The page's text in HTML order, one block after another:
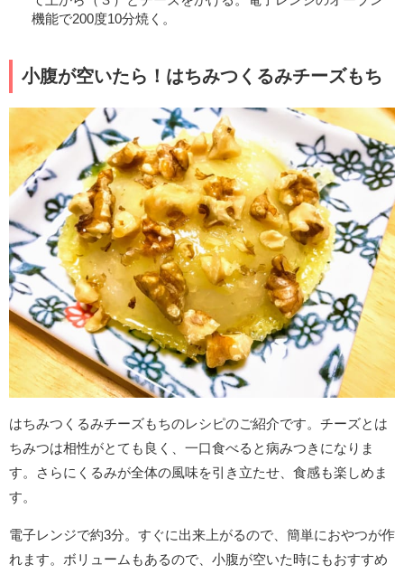
機能で200度10分焼く。
小腹が空いたら！はちみつくるみチーズもち
はちみつくるみチーズもちのレシピのご紹介です。チーズとは
ちみつは相性がとても良く、一口食べると病みつきになりま
す。さらにくるみが全体の風味を引き立たせ、食感も楽しめま
す。
電子レンジで約3分。すぐに出来上がるので、簡単におやつが作
れます。ボリュームもあるので、小腹が空いた時にもおすすめ